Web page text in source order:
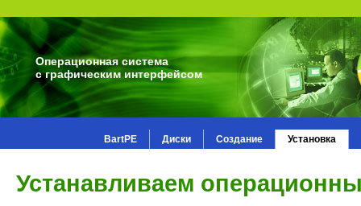
Операционная система
с графическим интерфейсом
BartPE Диски Создание Установка
Устанавливаем